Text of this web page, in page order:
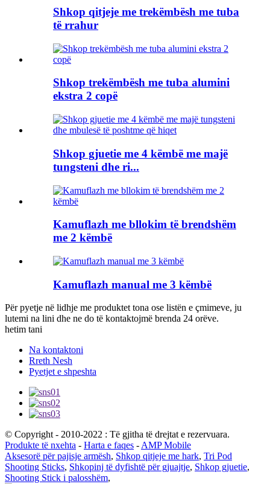
Shkop qitjeje me trekëmbësh me tuba
të rrahur
Shkop trekëmbësh me tuba alumini
ekstra 2 copë
Shkop gjuetie me 4 këmbë me majë
tungsteni dhe ri...
Kamuflazh me bllokim të brendshëm
me 2 këmbë
Kamuflazh manual me 3 këmbë
Për pyetje në lidhje me produktet tona ose listën e çmimeve, ju
lutemi na lini dhe ne do të kontaktojmë brenda 24 orëve.
hetim tani
Na kontaktoni
Rreth Nesh
Pyetjet e shpeshta
© Copyright - 2010-2022 : Të gjitha të drejtat e rezervuara.
Produkte të nxehta - Harta e faqes - AMP Mobile
Aksesorë për pajisje armësh, Shkop qitjeje me hark, Tri Pod
Shooting Sticks, Shkopinj të dyfishtë për gjuajtje, Shkop gjuetie,
Shooting Stick i palosshëm,